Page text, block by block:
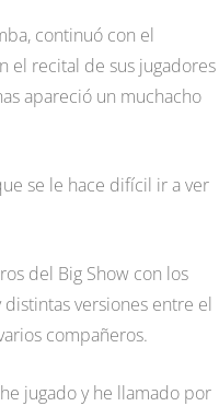
continuó con el
el recital de sus jugadores
apareció un muchacho
se le hace difícil ir a ver
del Big Show con los
versiones entre el
compañeros.
jugado y he llamado por